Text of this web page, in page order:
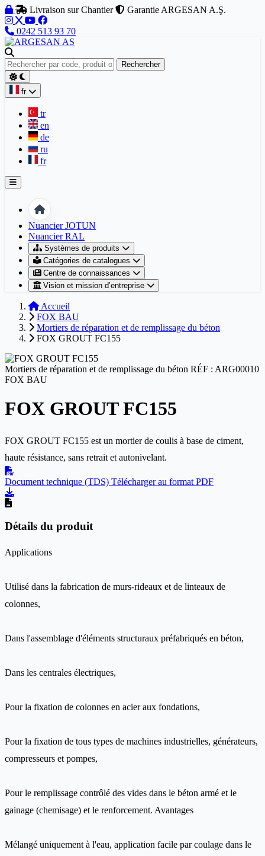
Aller au contenu
Livraison sur Chantier Garantie ARGESAN A.Ş.
0242 513 93 70
Rechercher
fr
tr
en
de
ru
fr
Accueil
Nuancier JOTUN
Nuancier RAL
Systèmes de produits
Catégories de catalogues
Centre de connaissances
Vision et mission d’entreprise
Accueil
FOX BAU
Mortiers de réparation et de remplissage du béton
FOX GROUT FC155
Mortiers de réparation et de remplissage du béton RÉF : ARG00010
FOX BAU
FOX GROUT FC155
FOX GROUT FC155 est un mortier de coulis à base de ciment,
haute résistance, sans retrait et autonivelant.
Document technique (TDS) Télécharger au format PDF
Détails du produit
Applications
Utilisé dans la fabrication de murs-rideaux et de linteaux de
colonnes,
Dans l'assemblage d'éléments structuraux préfabriqués en béton,
Dans les centrales électriques,
Pour la fixation de colonnes en acier aux fondations,
Pour la fixation de tous types de machines industrielles, générateurs,
compresseurs et pompes,
Pour le remplissage contrôlé des vides dans le béton armé et le
gainage (chemisage) et le renforcement. Avantages
Mélangé uniquement à l'eau, application facile par coulage dans le